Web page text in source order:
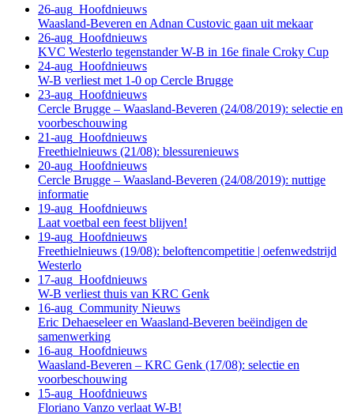
26-aug Hoofdnieuws
Waasland-Beveren en Adnan Custovic gaan uit mekaar
26-aug Hoofdnieuws
KVC Westerlo tegenstander W-B in 16e finale Croky Cup
24-aug Hoofdnieuws
W-B verliest met 1-0 op Cercle Brugge
23-aug Hoofdnieuws
Cercle Brugge – Waasland-Beveren (24/08/2019): selectie en
voorbeschouwing
21-aug Hoofdnieuws
Freethielnieuws (21/08): blessurenieuws
20-aug Hoofdnieuws
Cercle Brugge – Waasland-Beveren (24/08/2019): nuttige
informatie
19-aug Hoofdnieuws
Laat voetbal een feest blijven!
19-aug Hoofdnieuws
Freethielnieuws (19/08): beloftencompetitie | oefenwedstrijd
Westerlo
17-aug Hoofdnieuws
W-B verliest thuis van KRC Genk
16-aug Community Nieuws
Eric Dehaeseleer en Waasland-Beveren beëindigen de
samenwerking
16-aug Hoofdnieuws
Waasland-Beveren – KRC Genk (17/08): selectie en
voorbeschouwing
15-aug Hoofdnieuws
Floriano Vanzo verlaat W-B!